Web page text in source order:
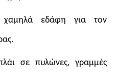
χαμηλά εδάφη για τον
σε πυλώνες, γραμμές